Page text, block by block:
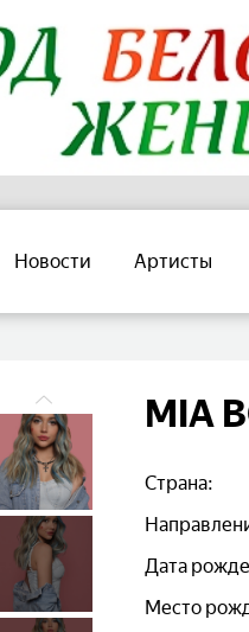
Новости Артисты
MIA
Страна:
Дата
Место